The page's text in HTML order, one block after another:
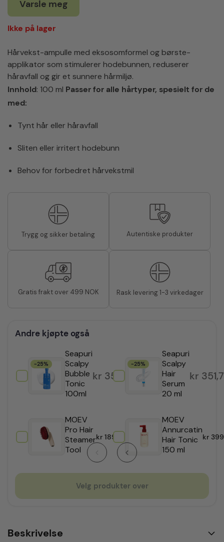
Varsle meg
Ikke på lager
Hårvekst-ampulle med eksosomformel og børste-
applikator som stimulerer hodebunnen, reduserer
håravfall og gir et sunnere hårmiljø.
Innhold: 100 ml Passer for alle hårtyper, spesielt for de
med:
Tynt hår eller håravfall
Sliten eller irritert hodebunn
Behov for forbedret hårvekstmil
Trygg og sikker betaling Autentiske produkter
Gratis frakt over 499 NOK Rask levering 1-3 virkedager
Andre kjøpte også
-25%
Seapuri
Scalpy
Bubble
Tonic
100ml
Opprinnelig pris var: kr
kr 351,75 Nåværende pris er: kr
-25%
Seapuri
Scalpy
Hair
Serum
20 ml
kr
MOEV
Pro Hair
Steamer
Tool
kr 1899,00
MOEV
Annurcatin
Hair Tonic
150 ml
kr
Velg produkter over
Beskrivelse